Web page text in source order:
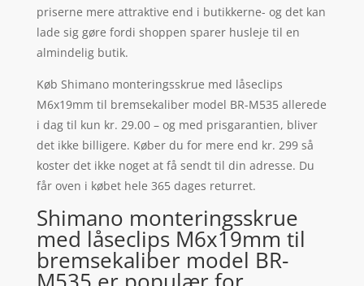
priserne mere attraktive end i butikkerne- og det kan
lade sig gøre fordi shoppen sparer husleje til en
almindelig butik.
Køb Shimano monteringsskrue med låseclips
M6x19mm til bremsekaliber model BR-M535 allerede
i dag til kun kr. 29.00 – og med prisgarantien, bliver
det ikke billigere. Køber du for mere end kr. 299 så
koster det ikke noget at få sendt til din adresse. Du
får oven i købet hele 365 dages returret.
Shimano monteringsskrue
med låseclips M6x19mm til
bremsekaliber model BR-